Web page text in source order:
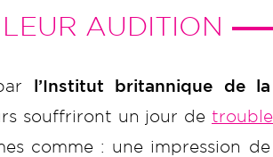
AUDITION
l’Institut britannique de
souffriront un jour de
comme : une impression